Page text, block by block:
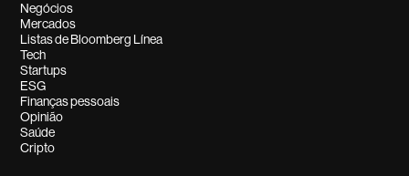
Negócios
Mercados
Listas de Bloomberg Línea
Tech
Startups
ESG
Finanças pessoais
Opinião
Saúde
Cripto